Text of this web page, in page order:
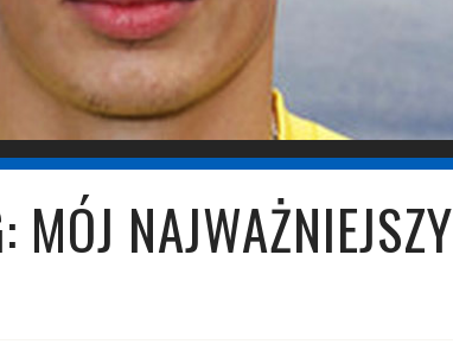
MÓJ NAJWAŻNIEJSZY